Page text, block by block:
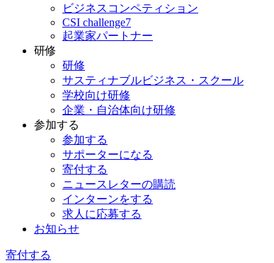
ビジネスコンペティション
CSI challenge7
起業家パートナー
研修
研修
サスティナブルビジネス・スクール
学校向け研修
企業・自治体向け研修
参加する
参加する
サポーターになる
寄付する
ニュースレターの購読
インターンをする
求人に応募する
お知らせ
寄付する